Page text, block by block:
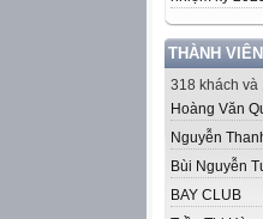
THÀNH
318 khách và
Hoàng Văn
Nguyễn
Bùi Nguyễn
BAY CLUB